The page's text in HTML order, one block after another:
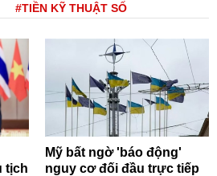
#TIỀN KỸ THUẬT SỐ
tịch
Mỹ bất ngờ 'báo động'
nguy cơ đối đầu trực tiếp